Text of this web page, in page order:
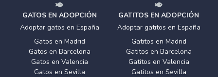
GATOS EN ADOPCIÓN
Adoptar gatos en España
Gatos en Madrid
Gatos en Barcelona
Gatos en Valencia
Gatos en Sevilla
GATITOS EN ADOPCIÓN
Adoptar gatitos en España
Gatitos en Madrid
Gatitos en Barcelona
Gatitos en Valencia
Gatitos en Sevilla